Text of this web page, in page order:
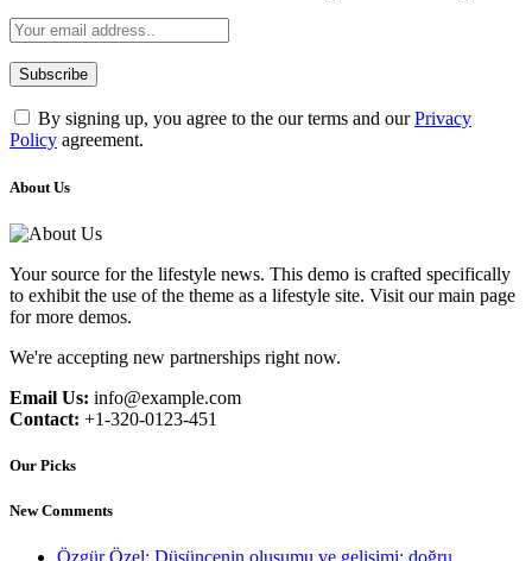
By signing up, you agree to the our terms and ourPrivacy
Policy agreement.
About Us
Your source for the lifestyle news. This demo is crafted specifically
to exhibit the use of the theme as a lifestyle site. Visit our main page
for more demos.
We're accepting new partnerships right now.
Email Us: info@example.com
Contact: +1-320-0123-451
Our Picks
New Comments